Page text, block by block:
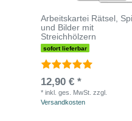
Arbeitskartei Rätsel,
und Bilder mit
Streichhölzern
sofort lieferbar
12,90 € *
*inkl. ges. MwSt. zzgl.
Versandkosten